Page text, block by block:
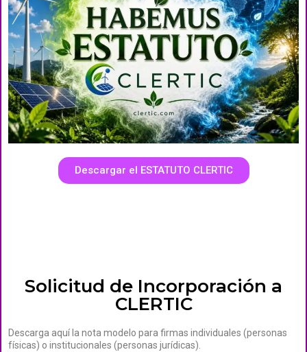
Descargar el ESTATUTO CLERTIC
Solicitud de Incorporación a
CLERTIC
Descarga aquí la nota modelo para firmas individuales (personas
físicas) o institucionales (personas jurídicas).